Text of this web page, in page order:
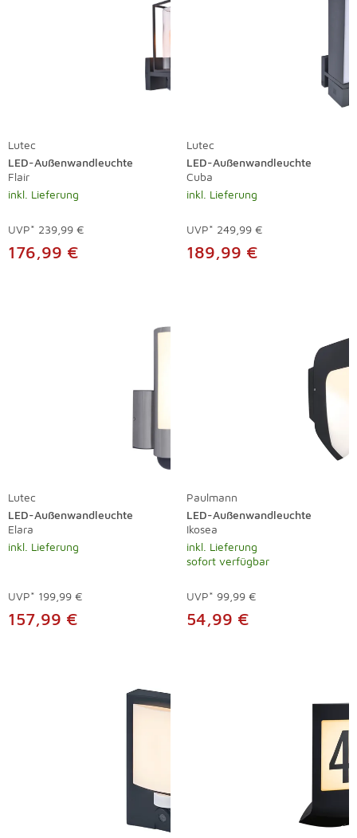
Lutec
LED-Außenwandleuchte
Flair
inkl. Lieferung
UVP* 239,99 €
176,99 €
Lutec
LED-Außenwandleuchte
Cuba
inkl. Lieferung
UVP* 249,99 €
189,99 €
Lutec
LED-Außenwandleuchte
Elara
inkl. Lieferung
UVP* 199,99 €
157,99 €
Paulmann
LED-Außenwandleuchte
Ikosea
inkl. Lieferung
sofort verfügbar
UVP* 99,99 €
54,99 €